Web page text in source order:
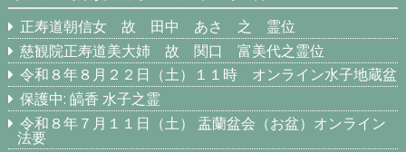
正寿道朝信女 故 田中 あさ 之 霊位
慈観院正寿道美大姉 故 関口 富美代之霊位
令和８年８月２２日（土）１１時 オンライン水子地蔵盆
保護中: 皜香 水子之霊
令和８年７月１１日（土） 盂蘭盆会（お盆）オンライン
法要